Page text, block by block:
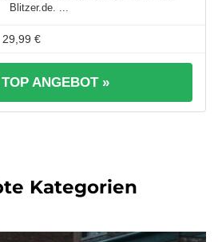
Blitzer.de. ...
29,99 €
ANGEBOT »
Kategorien